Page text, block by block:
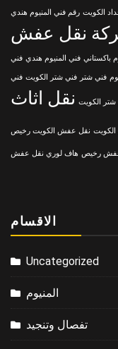
الكويت رقم فني المنيوم هندي
نقل عفش
باكستاني فني المنيوم هندي فني
فني شتر فني شتر الكويت فني
شتر الكويت نقل اثاث
نقل عفش الكويت رخيص
رخيص هاف لوري نقل عفش
الاقسام
Uncategorized
المنيوم
تفصال وتنجيد